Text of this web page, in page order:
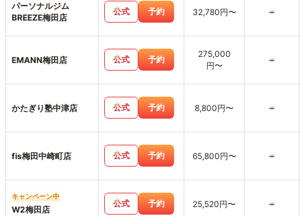
パーソナルジム
BREEZE梅田店
公式 予約 32,780円〜 -
EMANN梅田店 公式 予約
275,000
円〜
-
かたぎり塾中津店 公式 予約 8,800円〜 -
fis梅田中崎町店 公式 予約 65,800円〜 -
キャンペーン中
W2梅田店
公式 予約 25,520円〜 -